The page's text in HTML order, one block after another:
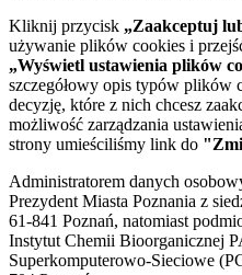
Kliknij przycisk „Zaakceptuj
używanie plików cookies i
„Wyświetl ustawienia plików
szczegółowy opis typów plików
decyzję, które z nich chcesz
możliwość zarządzania
strony umieściliśmy link do
Administratorem danych
Prezydent Miasta Poznania z
61-841 Poznań, natomiast
Instytut Chemii Bioorganicznej
Superkomputerowo-Sieciowe